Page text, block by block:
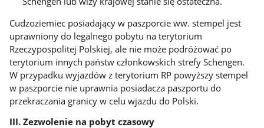
Cudzoziemiec posiadający w paszporcie ww. stempel jest
uprawniony do legalnego pobytu na terytorium
Rzeczypospolitej Polskiej, ale nie może podróżować po
terytorium innych państw członkowskich strefy Schengen.
W przypadku wyjazdów z terytorium RP powyższy stempel
w paszporcie nie uprawnia posiadacza paszportu do
przekraczania granicy w celu wjazdu do Polski.
III. Zezwolenie na pobyt czasowy